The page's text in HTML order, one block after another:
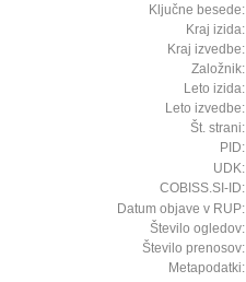
Ključne besede:
Kraj izida:
Kraj izvedbe:
Založnik:
Leto izida:
Leto izvedbe:
Št. strani:
PID:
UDK:
COBISS.SI-ID:
Datum objave v RUP:
Število ogledov:
Število prenosov:
Metapodatki: